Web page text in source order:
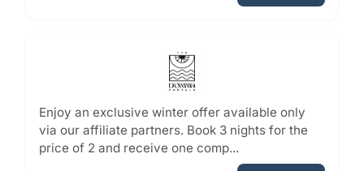
Enjoy an exclusive winter offer available only
via our affiliate partners. Book 3 nights for the
price of 2 and receive one comp...